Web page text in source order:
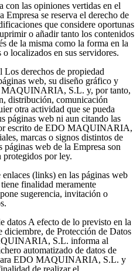
las opiniones vertidas en el
Empresa se reserva el derecho de
que considere oportunas
o añadir tanto los contenidos
de la misma como la forma en la
o localizados en sus servidores.
Los derechos de propiedad
web, su diseño gráfico y
MAQUINARIA, S.L. y, por tanto,
distribución, comunicación
otra actividad que se pueda
páginas web ni aun citando las
escrito de EDO MAQUINARIA,
marcas o signos distintos de
páginas web de la Empresa son
protegidos por ley.
enlaces (links) en las páginas web
finalidad meramente
sugerencia, invitación o
datos A efecto de lo previsto en la
de Protección de Datos
S.L. informa al
automatizado de datos de
EDO MAQUINARIA, S.L. y
de realizar el